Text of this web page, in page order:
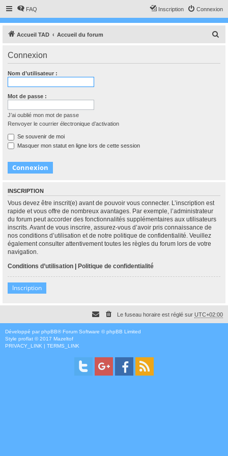
FAQ Connexion
Inscription
Accueil TAD Accueil du forum
Connexion
Nom d’utilisateur :
Mot de passe :
J’ai oublié mon mot de passe
Renvoyer le courrier électronique d’activation
Se souvenir de moi
Masquer mon statut en ligne lors de cette session
INSCRIPTION
Vous devez être inscrit(e) avant de pouvoir vous connecter. L’inscription est
rapide et vous offre de nombreux avantages. Par exemple, l’administrateur
du forum peut accorder des fonctionnalités supplémentaires aux utilisateurs
inscrits. Avant de vous inscrire, assurez-vous d’avoir pris connaissance de
nos conditions d’utilisation et de notre politique de confidentialité. Veuillez
également consulter attentivement toutes les règles du forum lors de votre
navigation.
Conditions d’utilisation | Politique de confidentialité
Inscription
Le fuseau horaire est réglé sur UTC+02:00
Développé par phpBB® Forum Software © phpBB Limited
Style proflat © 2017 Mazeltof
PRIVACY_LINK | TERMS_LINK